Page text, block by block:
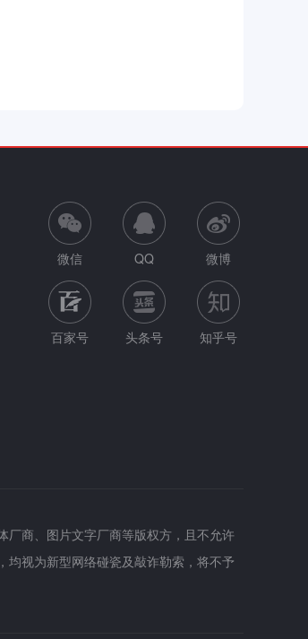
微信 QQ 微博
百家号 头条号 知乎号
厂商、图片文字厂商等版权方，且不允许
视为新型网络碰瓷及敲诈勒索，将不予